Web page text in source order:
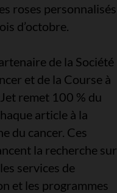
roses personnalisés
d’octobre.
de la Société
et de la Course à
remet 100 % du
article à la
du cancer. Ces
la recherche sur
services de
et les programmes